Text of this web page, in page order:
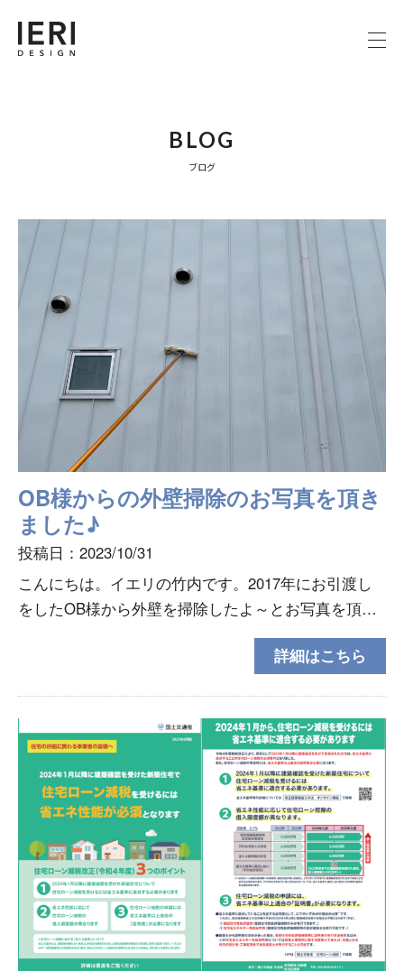
BLOG
ブログ
OB様からの外壁掃除のお写真を頂き
ました♪
投稿日：2023/10/31
こんにちは。イエリの竹内です。2017年にお引渡し
をしたOB様から外壁を掃除したよ～とお写真を頂け
ました💛お写真を送ってくださったり定期的にLINE
もくださってずっと繋がれて本当に嬉しい大好きなO
詳細はこちら